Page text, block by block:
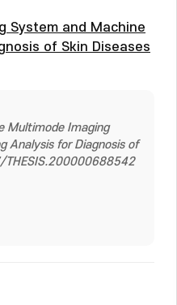
System and Machine
of Skin Diseases
Multimode Imaging
Analysis for Diagnosis of
THESIS.200000688542